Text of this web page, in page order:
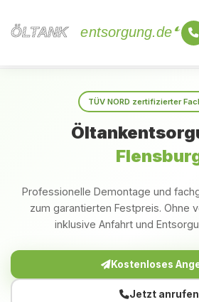
ÖLTANK
ÖLTANK entsorgung.de
TÜV NORD zertifizierter
Professionelle Demontage und
zum garantierten Festpreis. Ohne
inklusive Anfahrt und
Kostenloses
Jetzt anrufen